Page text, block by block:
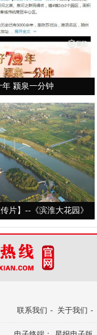
年 颍泉一分钟
片】--《滨淮大花园》
联系我们 - 关于我们 -